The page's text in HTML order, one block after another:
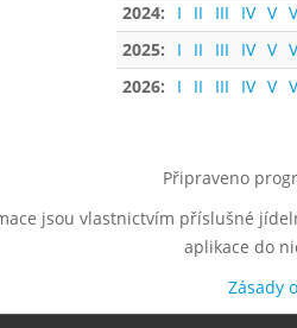
2024:
I II III IV V
2025:
I II III IV V
2026:
I II III IV V
Připraveno
jsou vlastnictvím příslušné
aplikace do
Zásady